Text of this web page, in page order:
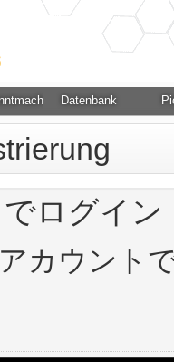
Datenbank
ログイン
カウント